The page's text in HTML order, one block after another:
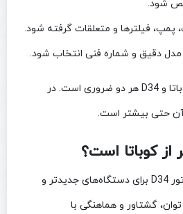
شود.
پمپ، فیلترها و متعلقات گرفته شود.
دقیق و شماره فنی انتخاب شود.
این روش برای موتورهای کوباتا و D34 هر دو ضروری است. در
آن حتی بیشتر است.
پاسخ مطلق وجود ندارد. موتور D34 برای دستگاه‌های جدیدتر و
گشتاور و هماهنگی با